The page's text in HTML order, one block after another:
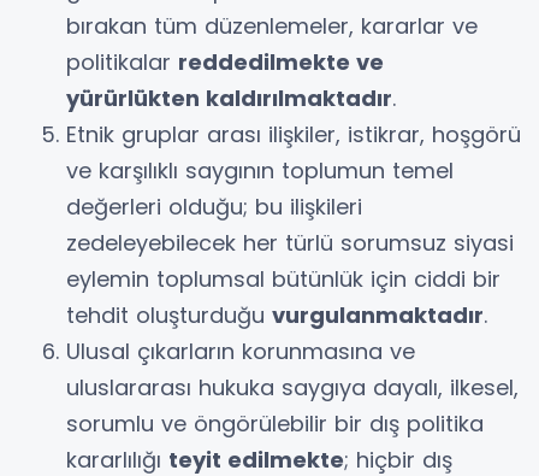
bırakan tüm düzenlemeler, kararlar ve
politikalar reddedilmekte ve
yürürlükten kaldırılmaktadır.
Etnik gruplar arası ilişkiler, istikrar, hoşgörü
ve karşılıklı saygının toplumun temel
değerleri olduğu; bu ilişkileri
zedeleyebilecek her türlü sorumsuz siyasi
eylemin toplumsal bütünlük için ciddi bir
tehdit oluşturduğu vurgulanmaktadır.
Ulusal çıkarların korunmasına ve
uluslararası hukuka saygıya dayalı, ilkesel,
sorumlu ve öngörülebilir bir dış politika
kararlılığı teyit edilmekte; hiçbir dış